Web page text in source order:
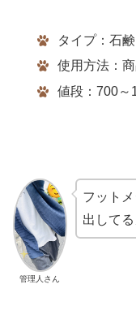
タイプ：石
使用方法：
値段：700～
管理人さん
フット
出して